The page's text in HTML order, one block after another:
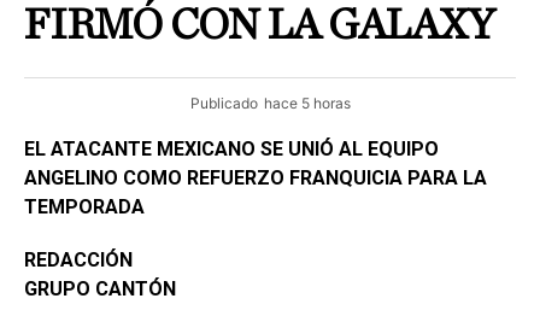
FIRMÓ CON LA GALAXY
Publicado hace 5 horas
EL ATACANTE MEXICANO SE UNIÓ AL EQUIPO
ANGELINO COMO REFUERZO FRANQUICIA PARA LA
TEMPORADA
REDACCIÓN
GRUPO CANTÓN